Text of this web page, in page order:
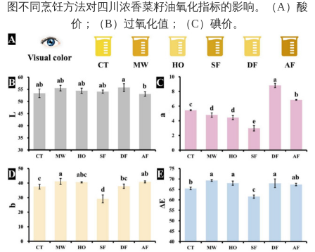
图不同烹饪方法对四川 浓香菜籽油氧化指标的影响。 （A ）酸
价；（B）过氧化值；（C）碘价。